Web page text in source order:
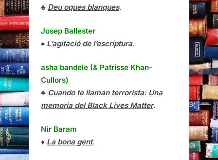
♣ Deu oques blanques.
Josep Ballester
♠ L’agitació de l’escriptura.
asha bandele (& Patrisse Khan-
Cullors)
♣ Cuando te llaman terrorista: Una
memoria del Black Lives Matter.
Nir Baram
♦ La bona gent.